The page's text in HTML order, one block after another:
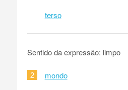
terso
Sentido da expressão: limpo
2 mondo